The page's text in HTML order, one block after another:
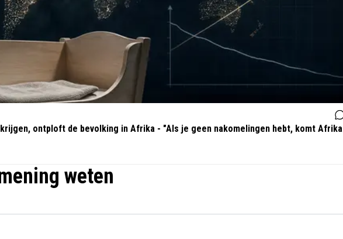
ontploft de bevolking in Afrika - "Als je geen nakomelingen hebt, komt Afrika
weten